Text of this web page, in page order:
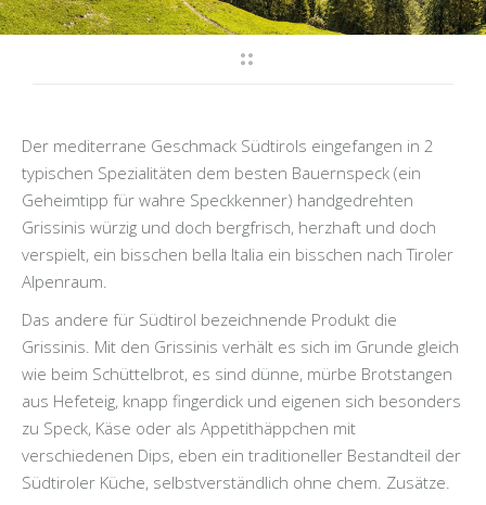
Der mediterrane Geschmack Südtirols eingefangen in 2
typischen Spezialitäten dem besten Bauernspeck (ein
Geheimtipp für wahre Speckkenner) handgedrehten
Grissinis würzig und doch bergfrisch, herzhaft und doch
verspielt, ein bisschen bella Italia ein bisschen nach Tiroler
Alpenraum.
Das andere für Südtirol bezeichnende Produkt die
Grissinis. Mit den Grissinis verhält es sich im Grunde gleich
wie beim Schüttelbrot, es sind dünne, mürbe Brotstangen
aus Hefeteig, knapp fingerdick und eigenen sich besonders
zu Speck, Käse oder als Appetithäppchen mit
verschiedenen Dips, eben ein traditioneller Bestandteil der
Südtiroler Küche, selbstverständlich ohne chem. Zusätze.